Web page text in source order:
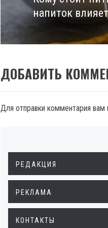
post:
напиток
ДОБАВИТЬ
Для отправки комментария вам
РЕДАКЦИЯ
РЕКЛАМА
КОНТАКТЫ